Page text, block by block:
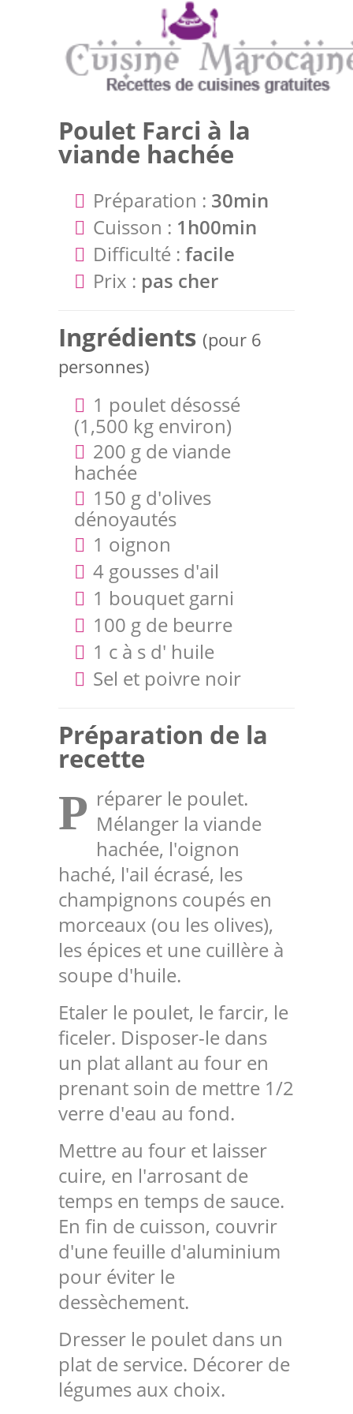
Poulet Farci à la
viande hachée
Préparation : 30min
Cuisson : 1h00min
Difficulté : facile
Prix : pas cher
Ingrédients (pour 6
personnes)
1 poulet désossé
(1,500 kg environ)
200 g de viande
hachée
150 g d'olives
dénoyautés
1 oignon
4 gousses d'ail
1 bouquet garni
100 g de beurre
1 c à s d' huile
Sel et poivre noir
Préparation de la
recette
P réparer le poulet.
Mélanger la viande
hachée, l'oignon
haché, l'ail écrasé, les
champignons coupés en
morceaux (ou les olives),
les épices et une cuillère à
soupe d'huile.
Etaler le poulet, le farcir, le
ficeler. Disposer-le dans
un plat allant au four en
prenant soin de mettre 1/2
verre d'eau au fond.
Mettre au four et laisser
cuire, en l'arrosant de
temps en temps de sauce.
En fin de cuisson, couvrir
d'une feuille d'aluminium
pour éviter le
dessèchement.
Dresser le poulet dans un
plat de service. Décorer de
légumes aux choix.